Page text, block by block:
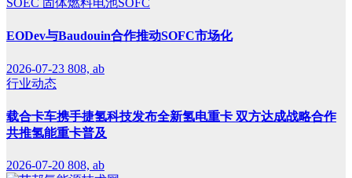
SOEC 固体燃料电池SOFC
EODev与Baudouin合作推动SOFC市场化
2026-07-23 808, ab
行业动态
载合卡车携手捷氢科技发布全新氢电重卡 双方达成战略合作
共推氢能重卡普及
2026-07-20 808, ab